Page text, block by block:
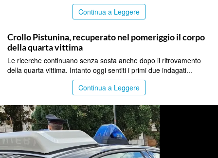
Continua a Leggere
Crollo Pistunina, recuperato nel pomeriggio il corpo
della quarta vittima
Le ricerche continuano senza sosta anche dopo il ritrovamento
della quarta vittima. Intanto oggi sentiti i primi due indagati...
Continua a Leggere